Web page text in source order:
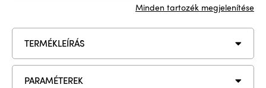
Minden tartozék megjelenítése
TERMÉKLEÍRÁS
PARAMÉTEREK